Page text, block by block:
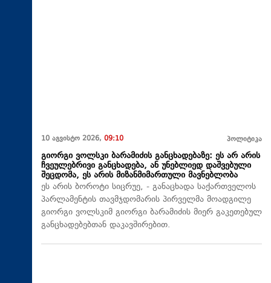
10 აგვისტო 2026, 09:10 პოლიტიკა
გიორგი ვოლსკი ბარამიძის განცხადებაზე: ეს არ არის
ჩვეულებრივი განცხადება, ან უნებლიედ დაშვებული
შეცდომა, ეს არის მიზანმიმართული მავნებლობა
ეს არის ბოროტი სიცრუე, - განაცხადა საქართველოს
პარლამენტის თავმჯდომარის პირველმა მოადგილე
გიორგი ვოლსკიმ გიორგი ბარამიძის მიერ გაკეთებულ
განცხადებებთან დაკავშირებით.